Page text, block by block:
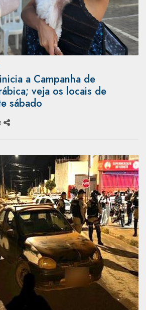
a Campanha de
veja os locais de
sábado